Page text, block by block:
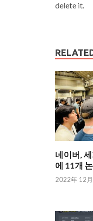
delete it.
네이버,
에 11개
2022年 12